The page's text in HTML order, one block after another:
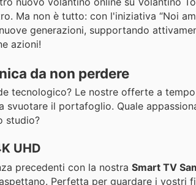
Ma non è tutto: con l'iniziativa “Noi
generazioni, supportando
azioni!
da non perdere
tecnologico? Le nostre offerte a
svuotare il portafoglio. Quale
studio?
UHD
precedenti con la nostra Smart TV
Perfetta per guardare i vostri